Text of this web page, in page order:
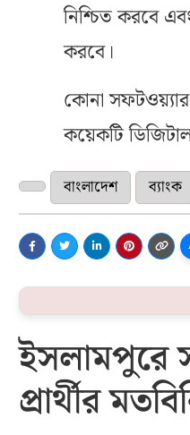
নিশ্চিত করবে
করবে।
কোনা
কয়েকটি
বাংলাদেশ ব্যাংক
ইসলামপুরে
প্রার্থীর